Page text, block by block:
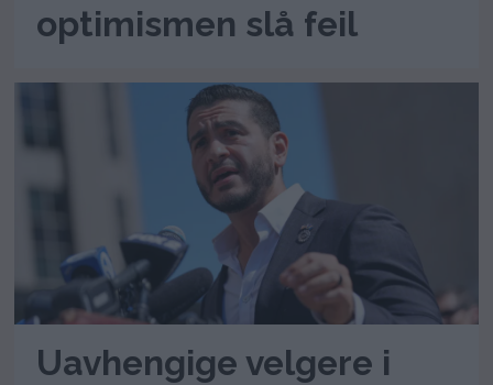
optimismen slå feil
Uavhengige velgere i